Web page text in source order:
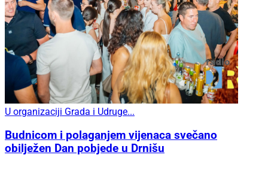
U organizaciji Grada i Udruge...
Budnicom i polaganjem vijenaca svečano
obilježen Dan pobjede u Drnišu